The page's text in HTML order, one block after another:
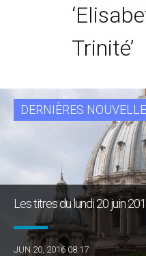
Trinité’
DERNIÈRES
Les titres du lundi 20 juin
JUN 20, 2016 08:17